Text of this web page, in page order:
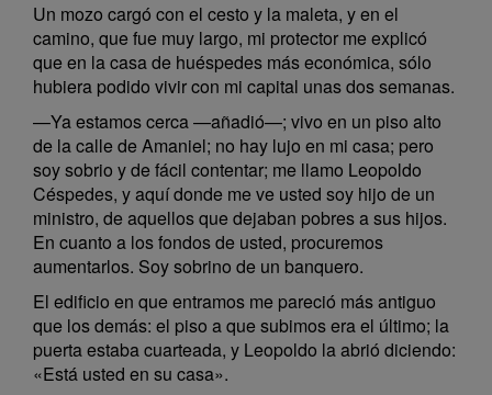
Un mozo cargó con el cesto y la maleta, y en el
camino, que fue muy largo, mi protector me explicó
que en la casa de huéspedes más económica, sólo
hubiera podido vivir con mi capital unas dos semanas.
—Ya estamos cerca —añadió—; vivo en un piso alto
de la calle de Amaniel; no hay lujo en mi casa; pero
soy sobrio y de fácil contentar; me llamo Leopoldo
Céspedes, y aquí donde me ve usted soy hijo de un
ministro, de aquellos que dejaban pobres a sus hijos.
En cuanto a los fondos de usted, procuremos
aumentarlos. Soy sobrino de un banquero.
El edificio en que entramos me pareció más antiguo
que los demás: el piso a que subimos era el último; la
puerta estaba cuarteada, y Leopoldo la abrió diciendo:
«Está usted en su casa».